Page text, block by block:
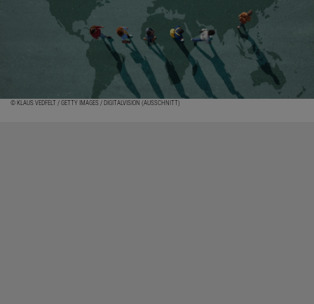
© KLAUS VEDFELT / GETTY IMAGES / DIGITALVISION (AUSSCHNITT)